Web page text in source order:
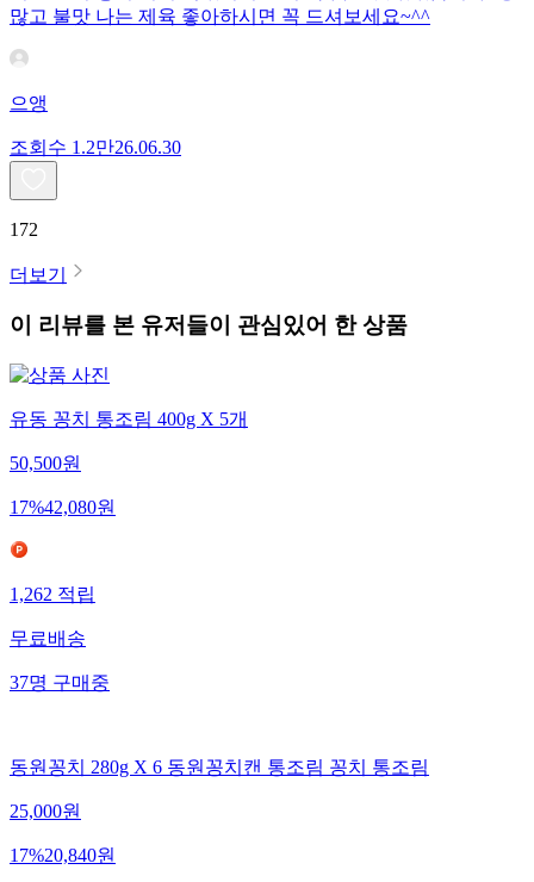
많고 불맛 나는 제육 좋아하시면 꼭 드셔보세요~^^
으앵
조회수 1.2만26.06.30
172
더보기
이 리뷰를 본 유저들이 관심있어 한 상품
유동 꽁치 통조림 400g X 5개
50,500원
17%42,080원
1,262 적립
무료배송
37명 구매중
동원꽁치 280g X 6 동원꽁치캔 통조림 꽁치 통조림
25,000원
17%20,840원